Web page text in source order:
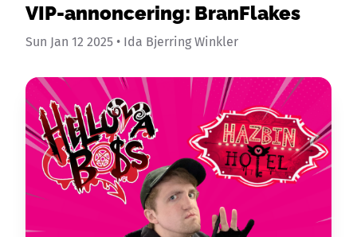
VIP-annoncering: BranFlakes
Sun Jan 12 2025 • Ida Bjerring Winkler